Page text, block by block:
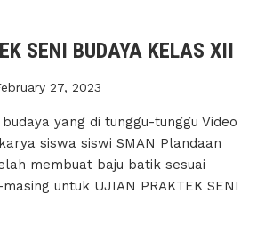
SENI BUDAYA KELAS XII
27, 2023
yang di tunggu-tunggu Video
siswa siswi SMAN Plandaan
membuat baju batik sesuai
untuk UJIAN PRAKTEK SENI